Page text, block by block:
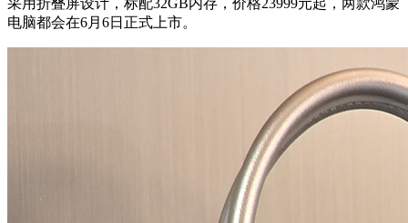
电脑都会在6月6日正式上市。